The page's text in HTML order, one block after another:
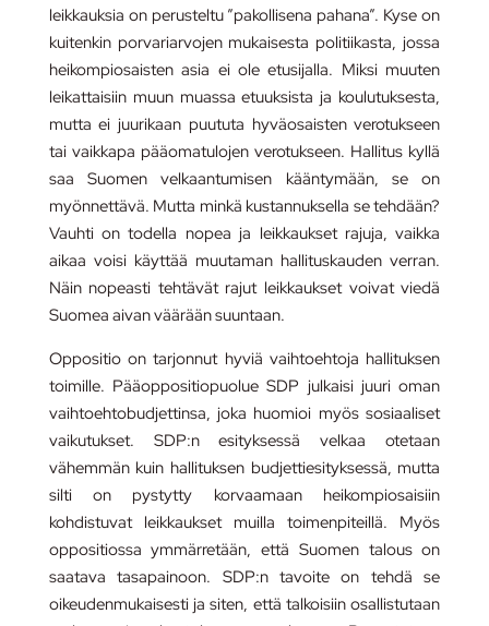
leikkauksia on perusteltu ”pakollisena pahana”. Kyse on
kuitenkin porvariarvojen mukaisesta politiikasta, jossa
heikompiosaisten asia ei ole etusijalla. Miksi muuten
leikattaisiin muun muassa etuuksista ja koulutuksesta,
mutta ei juurikaan puututa hyväosaisten verotukseen
tai vaikkapa pääomatulojen verotukseen. Hallitus kyllä
saa Suomen velkaantumisen kääntymään, se on
myönnettävä. Mutta minkä kustannuksella se tehdään?
Vauhti on todella nopea ja leikkaukset rajuja, vaikka
aikaa voisi käyttää muutaman hallituskauden verran.
Näin nopeasti tehtävät rajut leikkaukset voivat viedä
Suomea aivan väärään suuntaan.
Oppositio on tarjonnut hyviä vaihtoehtoja hallituksen
toimille. Pääoppositiopuolue SDP julkaisi juuri oman
vaihtoehtobudjettinsa, joka huomioi myös sosiaaliset
vaikutukset. SDP:n esityksessä velkaa otetaan
vähemmän kuin hallituksen budjettiesityksessä, mutta
silti on pystytty korvaamaan heikompiosaisiin
kohdistuvat leikkaukset muilla toimenpiteillä. Myös
oppositiossa ymmärretään, että Suomen talous on
saatava tasapainoon. SDP:n tavoite on tehdä se
oikeudenmukaisesti ja siten, että talkoisiin osallistutaan